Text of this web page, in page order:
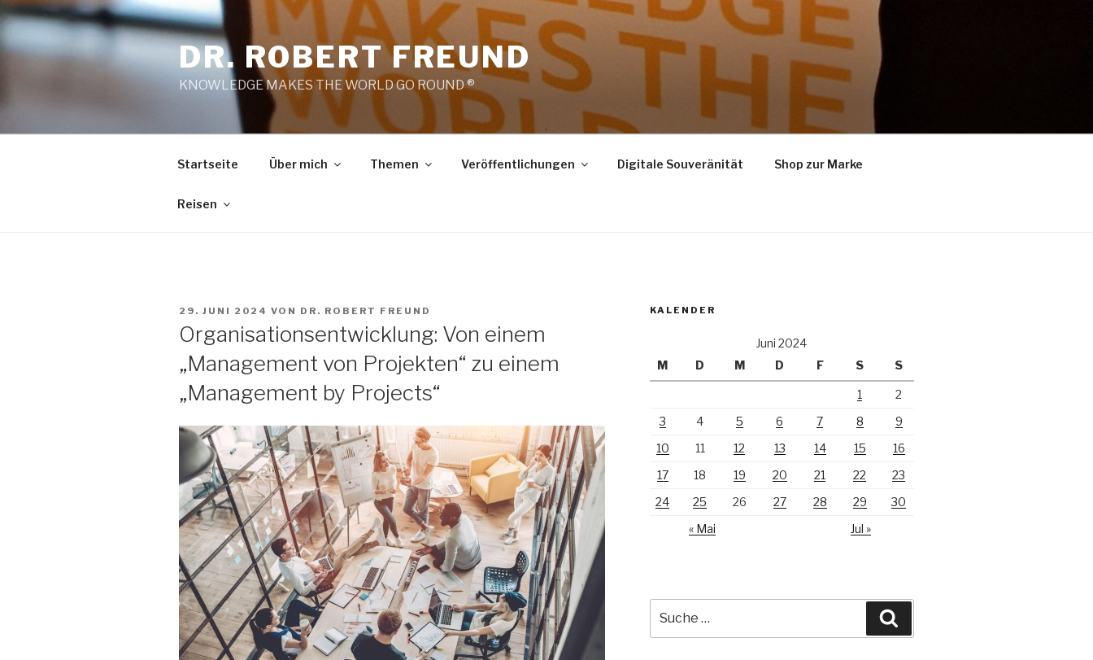
Zum
Inhalt
springen
DR. ROBERT FREUND
KNOWLEDGE MAKES THE WORLD GO ROUND ®
Startseite Über mich Themen Veröffentlichungen Digitale Souveränität Shop zur Marke
Reisen
VERÖFFENTLICHT
29. JUNI 2024 VON DR. ROBERT FREUND
Organisationsentwicklung: Von einem
„Management von Projekten“ zu einem
„Management by Projects“
KALENDER
Juni 2024
M
D M D F S S
1
2
3
4 5 6 7 8
9
10
11 12 13 14 15
16
17
18 19 20 21 22
23
24
25 26 27 28 29
30
« Mai
Jul »
nach: